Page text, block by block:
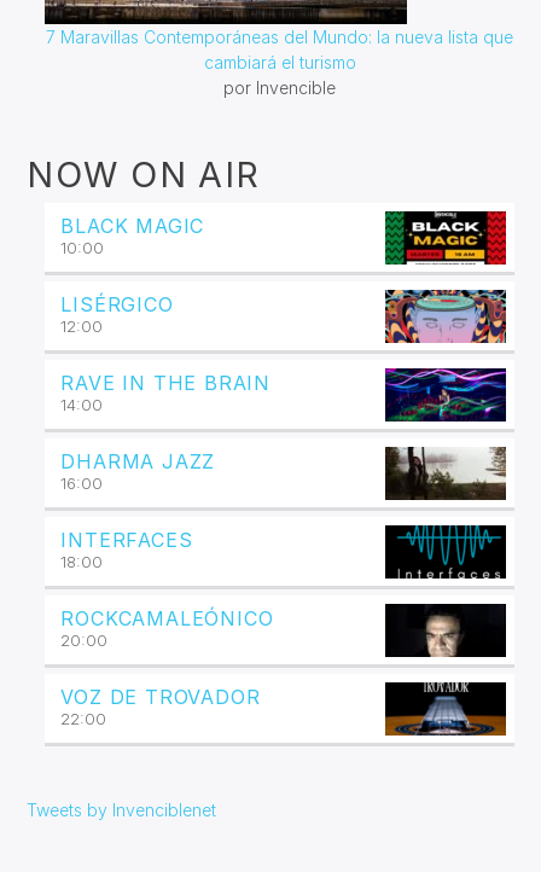
7 Maravillas Contemporáneas del Mundo: la nueva lista que
cambiará el turismo
por Invencible
NOW ON AIR
BLACK MAGIC
10:00
LISÉRGICO
12:00
RAVE IN THE BRAIN
14:00
DHARMA JAZZ
16:00
INTERFACES
18:00
ROCKCAMALEÓNICO
20:00
VOZ DE TROVADOR
22:00
Tweets by Invenciblenet